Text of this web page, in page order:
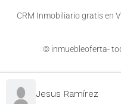
Jesus Ramírez
CRM Inmobiliario gratis en
© inmuebleoferta-